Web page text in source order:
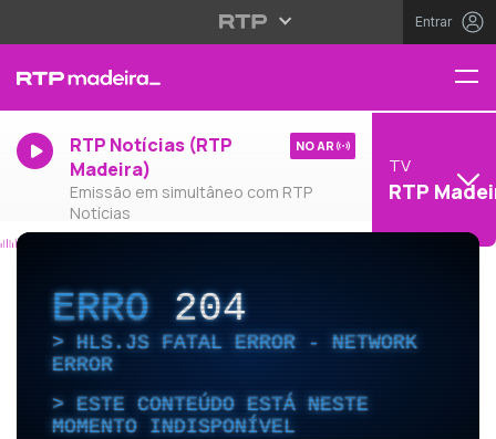
Entrar
RTP Notícias (RTP
Madeira)
Emissão em simultâneo com RTP
Notícias
NO AR
TV
RTP
ERRO204
HLS.JS FATAL ERROR - NETWORK
ERROR
ESTE CONTEÚDO ESTÁ NESTE
MOMENTO INDISPONÍVEL